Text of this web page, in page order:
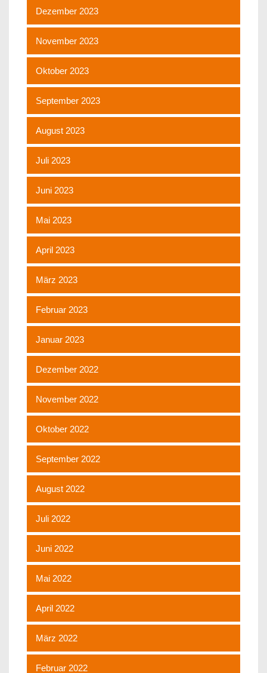
Dezember 2023
November 2023
Oktober 2023
September 2023
August 2023
Juli 2023
Juni 2023
Mai 2023
April 2023
März 2023
Februar 2023
Januar 2023
Dezember 2022
November 2022
Oktober 2022
September 2022
August 2022
Juli 2022
Juni 2022
Mai 2022
April 2022
März 2022
Februar 2022